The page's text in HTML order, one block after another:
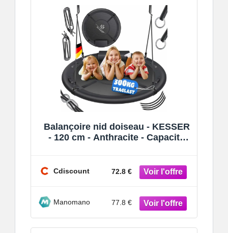
Balançoire nid doiseau - KESSER
- 120 cm - Anthracite - Capacité
Cdiscount 72.8 €
Manomano 77.8 €